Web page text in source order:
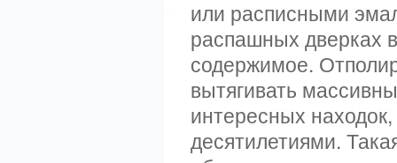
или расписными
распашных дверках
содержимое.
вытягивать
интересных
десятилетиями.